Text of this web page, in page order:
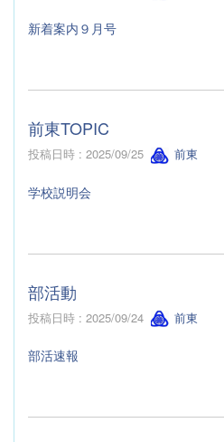
新着案内９月号
前東TOPIC
投稿日時 : 2025/09/25 前東
学校説明会
部活動
投稿日時 : 2025/09/24 前東
部活速報